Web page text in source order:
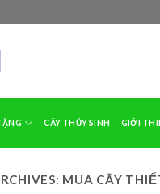
CÂY THỦY SINH GIỚI
MUA CÂY